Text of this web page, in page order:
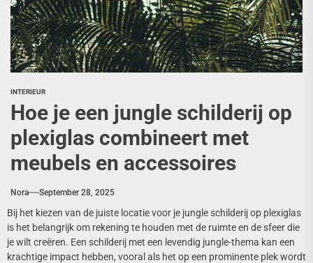
INTERIEUR
Hoe je een jungle schilderij op
plexiglas combineert met
meubels en accessoires
Nora September 28, 2025
Bij het kiezen van de juiste locatie voor je jungle schilderij op plexiglas
is het belangrijk om rekening te houden met de ruimte en de sfeer die
je wilt creëren. Een schilderij met een levendig jungle-thema kan een
krachtige impact hebben, vooral als het op een prominente plek wordt